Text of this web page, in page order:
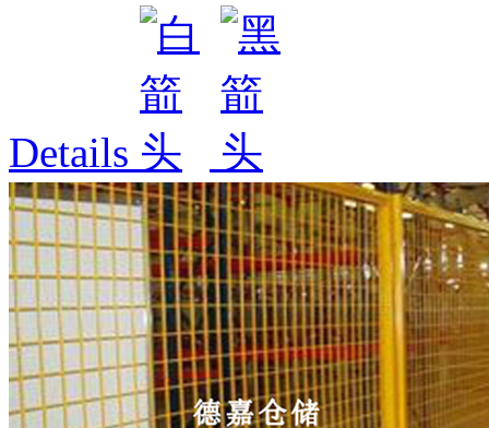
Details